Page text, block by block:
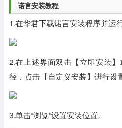
诺言安装教程
1.在华君下载诺言安装程序并运行
2.在上述界面双击【立即安装
径，点击【自定义安装】进行设
3.单击“浏览”设置安装位置。